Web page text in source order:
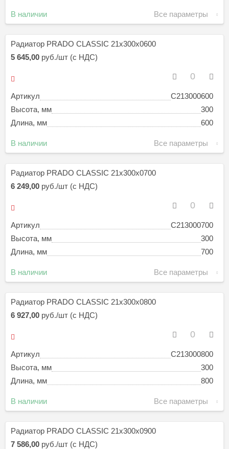
В наличии Все параметры
Радиатор PRADO CLASSIC 21х300х0600
Артикул
C213000600
Высота, мм
300
Длина, мм
600
5 645,00 руб./шт (с НДС)
В наличии Все параметры
Радиатор PRADO CLASSIC 21х300х0700
Артикул
C213000700
Высота, мм
300
Длина, мм
700
6 249,00 руб./шт (с НДС)
В наличии Все параметры
Радиатор PRADO CLASSIC 21х300х0800
Артикул
C213000800
Высота, мм
300
Длина, мм
800
6 927,00 руб./шт (с НДС)
В наличии Все параметры
Радиатор PRADO CLASSIC 21х300х0900
7 586,00 руб./шт (с НДС)